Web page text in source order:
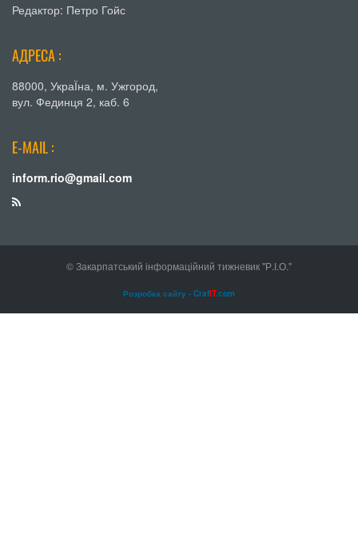
Редактор: Петро Гойс
АДРЕСА :
88000, УкраЇна, м. Ужгород,
вул. Фединця 2, каб. 6
E-MAIL :
inform.rio@gmail.com
© Закарпатський інформаційний тижневик "Р.І.О."
Розробка сайту - CrafIT.com